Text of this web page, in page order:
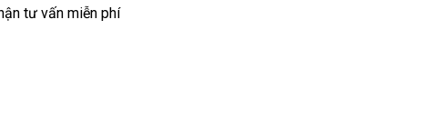
tư vấn miễn phí